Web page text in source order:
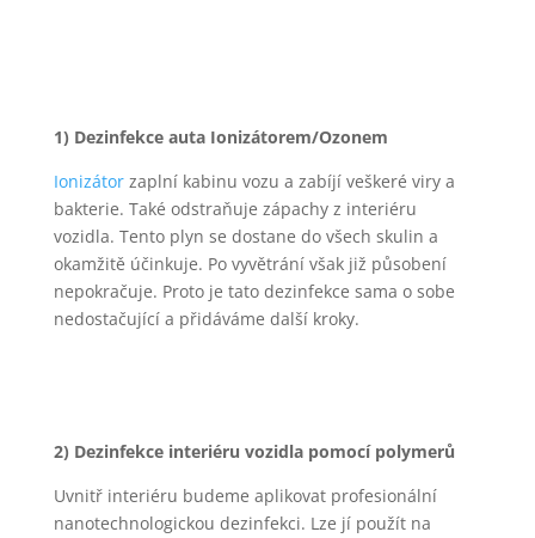
1) Dezinfekce auta Ionizátorem/Ozonem
Ionizátorzaplní kabinu vozu a zabíjí veškeré viry a
bakterie. Také odstraňuje zápachy z interiéru
vozidla. Tento plyn se dostane do všech skulin a
okamžitě účinkuje. Po vyvětrání však již působení
nepokračuje. Proto je tato dezinfekce sama o sobe
nedostačující a přidáváme další kroky.
2) Dezinfekce interiéru vozidla pomocí polymerů
Uvnitř interiéru budeme aplikovat profesionální
nanotechnologickou dezinfekci. Lze jí použít na